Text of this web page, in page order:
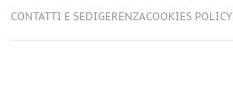
CONTATTI E SEDIGERENZACOOKIES POLICY